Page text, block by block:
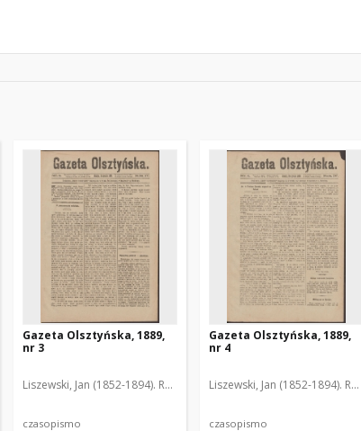
Gazeta Olsztyńska, 1889,
nr 3
Liszewski, Jan (1852-1894). Red.
czasopismo
Gazeta Olsztyńska, 1889,
nr 4
Liszewski, Jan (1852-1894). Red.
czasopismo